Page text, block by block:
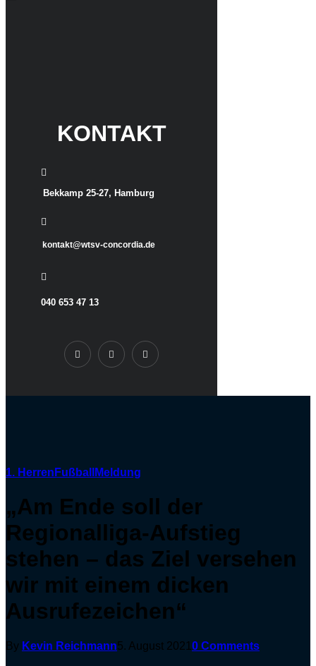
KONTAKT
Bekkamp 25-27, Hamburg
kontakt@wtsv-concordia.de
040 653 47 13
1. Herren Fußball Meldung
„Am Ende soll der
Regionalliga-Aufstieg
stehen – das Ziel versehen
wir mit einem dicken
Ausrufezeichen“
By Kevin Reichmann5. August 2021 0 Comments